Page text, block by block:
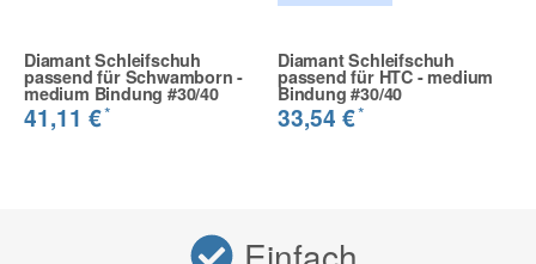
Diamant Schleifschuh
passend für Schwamborn -
medium Bindung #30/40
41,11 €*
Diamant Schleifschuh
passend für HTC - medium
Bindung #30/40
33,54 €*